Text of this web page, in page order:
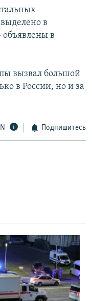
в
объявлены в
вызвал большой
в России, но и за
Подпишитесь